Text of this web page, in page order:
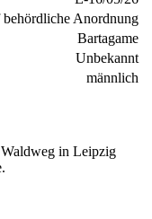
Anordnung
Bartagame
Unbekannt
männlich
in Leipzig